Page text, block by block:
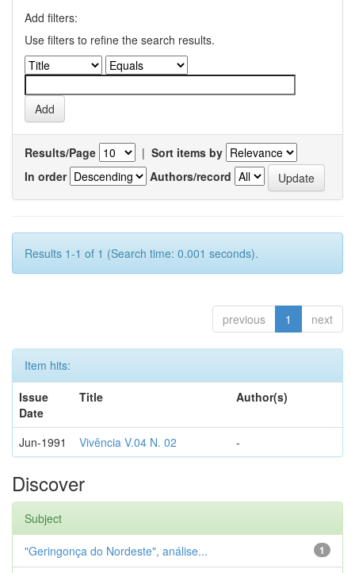
Add filters:
Use filters to refine the search results.
Results/Page | Sort items by
In order
Authors/record
Results 1-1 of 1 (Search time: 0.001 seconds).
previous 1 next
Item hits:
Issue
Date
Title Author(s)
Jun-1991 Vivência V.04 N. 02 -
Discover
Subject
1
"Geringonça do Nordeste", análise...